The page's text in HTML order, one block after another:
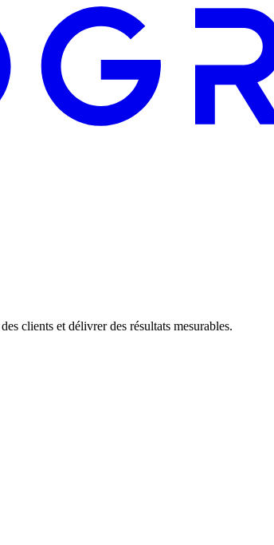
clients et délivrer des résultats mesurables.